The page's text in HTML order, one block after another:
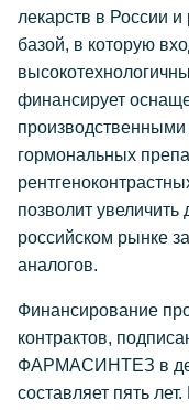
лекарств в России и
базой, в которую
финансирует
гормональных
позволит
российском рынке
аналогов.
Финансирование
контрактов,
ФАРМАСИНТЕЗ в
составляет пять